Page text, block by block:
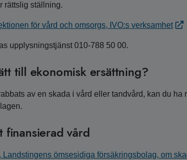
rättslig ställning.
för vård och omsorgs, IVO:s verksamhet
upplysningstjänst 010-788 50 00.
till ekonomisk ersättning?
av en skada i vård eller tandvård, kan du ha
finansierad vård
Landstingens ömsesidiga försäkringsbolag, om